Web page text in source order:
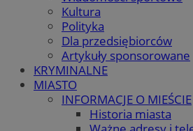
Kultura
Polityka
Dla przedsiębiorców
Artykuły sponsorowane
KRYMINALNE
MIASTO
INFORMACJE O MIEŚCIE
Historia miasta